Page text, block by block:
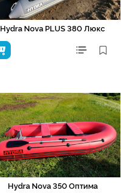
Hydra Nova PLUS 380 Люкс
Hydra Nova 350 Оптима